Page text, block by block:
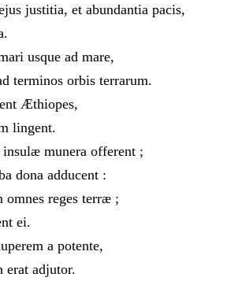
justitia, et abundantia pacis,
.
usque ad mare,
terminos orbis terrarum.
Æthiopes,
lingent.
insulæ munera offerent ;
dona adducent :
omnes reges terræ ;
ei.
a potente,
erat adjutor.